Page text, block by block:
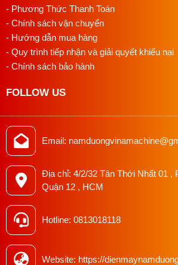
- Phương Thức Thanh Toán
- Chính sách vận chuyển
- Hướng dẫn mua hàng
- Quy trình tiếp nhận và giải quyết khiếu nại
- Chính sách bảo hành
FOLLOW US
Email:
Địa chỉ: 4/2/32 Tân Thới Nhất 01 ,
Quận 12 , HCM
Hotline: 0813018118
Website: https://